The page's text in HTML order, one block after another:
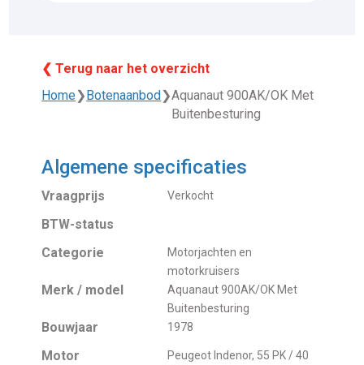
❮ Terug naar het overzicht
Home❯ Botenaanbod ❯Aquanaut 900AK/OK Met
Buitenbesturing
Algemene specificaties
Vraagprijs Verkocht
BTW-status
Categorie
Motorjachten en
motorkruisers
Merk / model
Aquanaut 900AK/OK Met
Buitenbesturing
Bouwjaar 1978
Motor
Peugeot Indenor, 55 PK / 40